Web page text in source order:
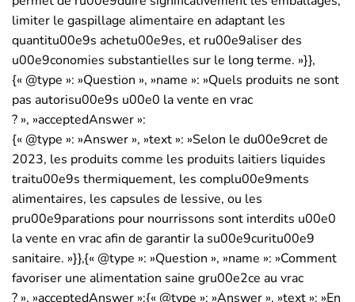
limiter le gaspillage alimentaire en adaptant les
quantitu00e9s achetu00e9es, et ru00e9aliser des
u00e9conomies substantielles sur le long terme. »}},
{« @type »: »Question », »name »: »Quels produits ne sont
pas autorisu00e9s u00e0 la vente en vrac
? », »acceptedAnswer »:
{« @type »: »Answer », »text »: »Selon le du00e9cret de
2023, les produits comme les produits laitiers liquides
traitu00e9s thermiquement, les complu00e9ments
alimentaires, les capsules de lessive, ou les
pru00e9parations pour nourrissons sont interdits u00e0
la vente en vrac afin de garantir la su00e9curitu00e9
sanitaire. »}},{« @type »: »Question », »name »: »Comment
favoriser une alimentation saine gru00e2ce au vrac
? », »acceptedAnswer »:{« @type »: »Answer », »text »: »En